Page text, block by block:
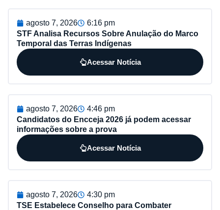
agosto 7, 2026
6:16 pm
STF Analisa Recursos Sobre Anulação do Marco
Temporal das Terras Indígenas
Acessar Notícia
agosto 7, 2026
4:46 pm
Candidatos do Encceja 2026 já podem acessar
informações sobre a prova
Acessar Notícia
agosto 7, 2026
4:30 pm
TSE Estabelece Conselho para Combater